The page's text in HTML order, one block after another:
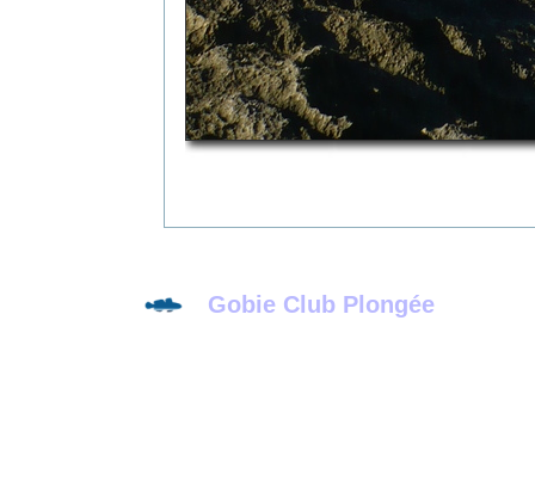
Gobie Club Plongée